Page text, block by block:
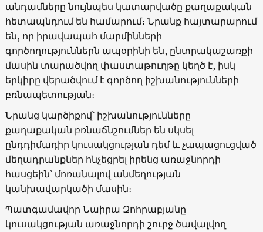
անդամները նույնպես կատարվածը քաղաքական
հետապնդում են համարում։ Նրանք հայտարարում
են, որ իրավապահ մարմինների
գործողություններն ապօրինի են, ընտրակաշառքի
մասին տարածվող փաստաթուղթը կեղծ է, իսկ
երկիրը վերածվում է գործող իշխանությունների
բռնապետության։
Նրանց կարծիքով՝ իշխանությունները
քաղաքական բռնաճնշումներ են սկսել
ընդդիմադիր կուսակցության դեմ և չապացուցված
մեղադրանքներ հնչեցրել իրենց առաջնորդի
հասցեին՝ մոռանալով անմեղության
կանխավարկածի մասին։
Պատգամավոր Նաիրա Զոհրաբյանը
կուսակցության առաջնորդի շուրջ ծավալվող